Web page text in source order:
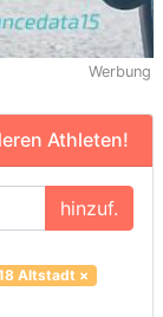
Werbung
Athleten!
hinzuf.
Altstadt×